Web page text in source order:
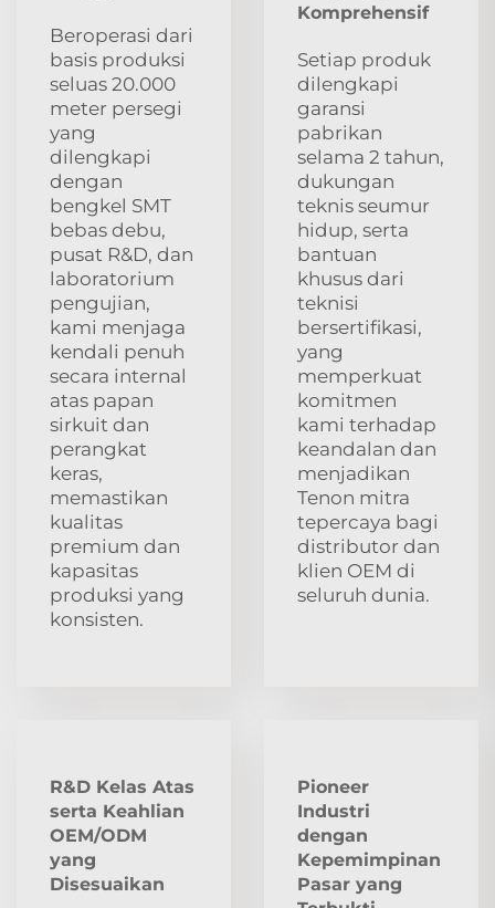
Beroperasi dari
basis produksi
seluas 20.000
meter persegi
yang
dilengkapi
dengan
bengkel SMT
bebas debu,
pusat R&D, dan
laboratorium
pengujian,
kami menjaga
kendali penuh
secara internal
atas papan
sirkuit dan
perangkat
keras,
memastikan
kualitas
premium dan
kapasitas
produksi yang
konsisten.
Komprehensif
Setiap produk
dilengkapi
garansi
pabrikan
selama 2 tahun,
dukungan
teknis seumur
hidup, serta
bantuan
khusus dari
teknisi
bersertifikasi,
yang
memperkuat
komitmen
kami terhadap
keandalan dan
menjadikan
Tenon mitra
tepercaya bagi
distributor dan
klien OEM di
seluruh dunia.
R&D Kelas Atas
serta Keahlian
OEM/ODM
yang
Disesuaikan
Pioneer
Industri
dengan
Kepemimpinan
Pasar yang